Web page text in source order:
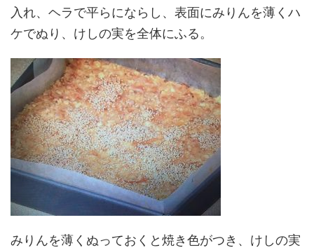
入れ、ヘラで平らにならし、表面にみりんを薄くハ
ケでぬり、けしの実を全体にふる。
みりんを薄くぬっておくと焼き色がつき、けしの実